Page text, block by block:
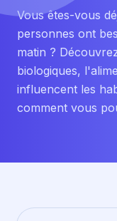
Vous êtes-vous
personnes ont
matin ?
biologiques,
influencent les
comment vous